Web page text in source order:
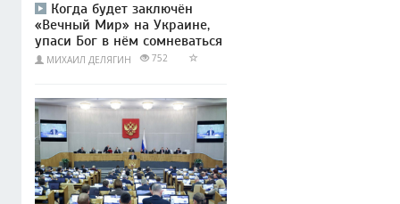
Когда будет заключён
«Вечный Мир» на Украине,
упаси Бог в нём сомневаться
МИХАИЛ ДЕЛЯГИН 752